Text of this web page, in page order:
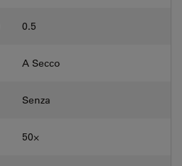
0.5
A Secco
Senza
50⨉